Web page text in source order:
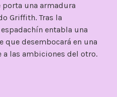
porta una armadura
Griffith. Tras la
entabla una
que desembocará en una
las ambiciones del otro.